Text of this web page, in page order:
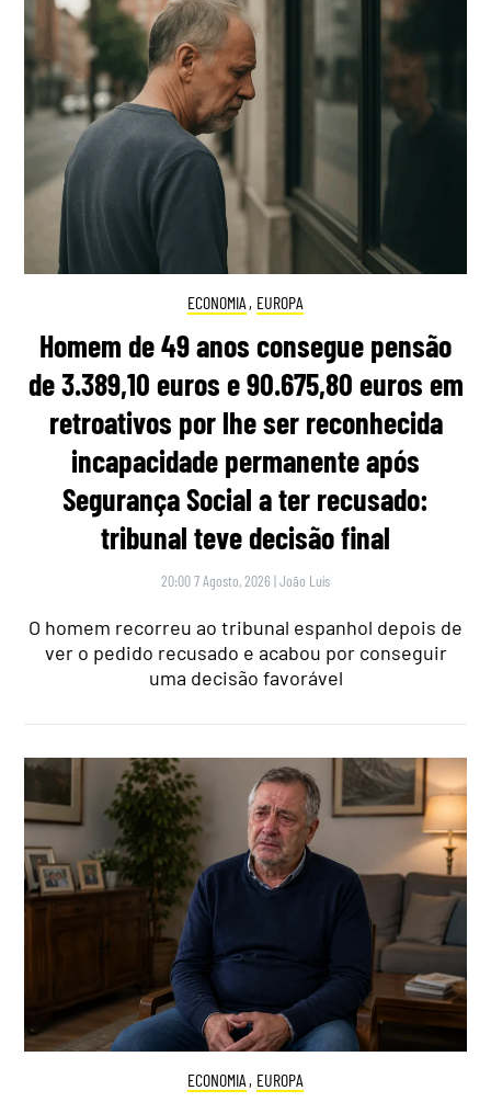
ECONOMIA , EUROPA
Homem de 49 anos consegue pensão
de 3.389,10 euros e 90.675,80 euros em
retroativos por lhe ser reconhecida
incapacidade permanente após
Segurança Social a ter recusado:
tribunal teve decisão final
20:00 7 Agosto, 2026 |João Luís
O homem recorreu ao tribunal espanhol depois de
ver o pedido recusado e acabou por conseguir
uma decisão favorável
ECONOMIA , EUROPA